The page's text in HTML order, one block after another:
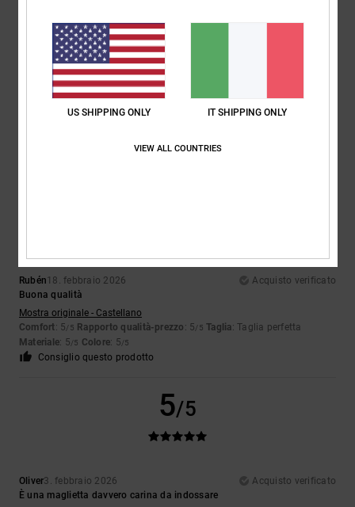
3. aprile 2026
Mia figlia adolescente è felicissima, le piace tantissimo
Mostra originale - English
Rubén18. febbraio 2026
Acquisto verificato
Buona qualità
Mostra originale - Castellano
Comfort: 5/5 Rapporto qualità-prezzo : 5/5 Taglia: Taglia perfetta
Materiale: 5/5 Colore: 5/5
Consiglio questo prodotto
5/5
Oliver3. febbraio 2026
Acquisto verificato
È una maglietta davvero carina da indossare
US SHIPPING ONLY IT SHIPPING ONLY
VIEW ALL COUNTRIES